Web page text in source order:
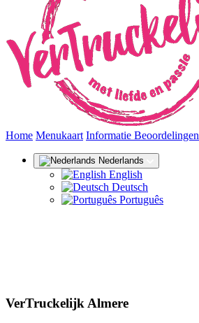
Home Menukaart Informatie (huidige)
Beoordelingen
Nederlands
English
Deutsch
Português
VerTruckelijk Almere